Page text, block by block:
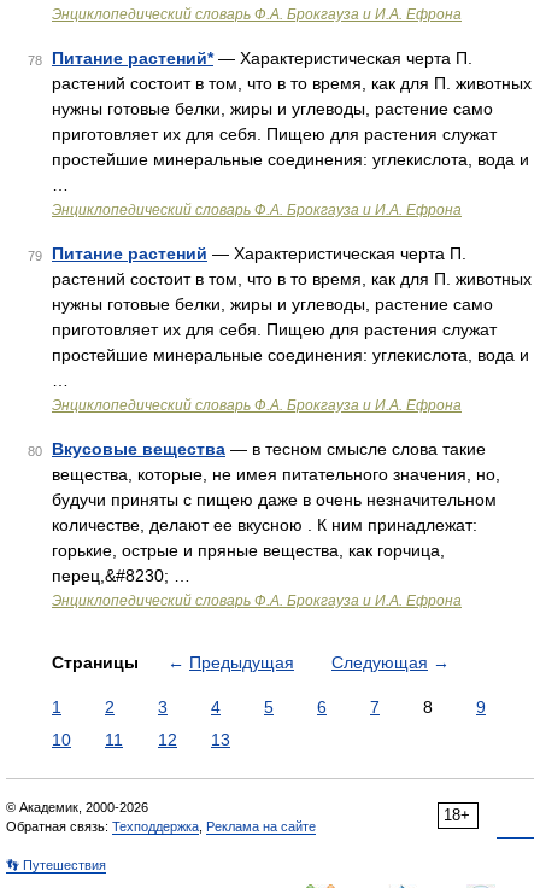
Энциклопедический словарь Ф.А. Брокгауза и И.А. Ефрона
78 Питание растений*— Характеристическая черта П.
растений состоит в том, что в то время, как для П. животных
нужны готовые белки, жиры и углеводы, растение само
приготовляет их для себя. Пищею для растения служат
простейшие минеральные соединения: углекислота, вода и
Энциклопедический словарь Ф.А. Брокгауза и И.А. Ефрона
79 Питание растений — Характеристическая черта П.
растений состоит в том, что в то время, как для П. животных
нужны готовые белки, жиры и углеводы, растение само
приготовляет их для себя. Пищею для растения служат
простейшие минеральные соединения: углекислота, вода и
Энциклопедический словарь Ф.А. Брокгауза и И.А. Ефрона
80 Вкусовые вещества — в тесном смысле слова такие
вещества, которые, не имея питательного значения, но,
будучи приняты с пищею даже в очень незначительном
количестве, делают ее вкусною . К ним принадлежат:
горькие, острые и пряные вещества, как горчица,
перец,&#8230; …
Энциклопедический словарь Ф.А. Брокгауза и И.А. Ефрона
Страницы ← Предыдущая Следующая →
1 2 3 4 5 6 7 8
9
10
11 12 13
18+
© Академик, 2000-2026
Обратная связь: Техподдержка Реклама на сайте
👣 Путешествия